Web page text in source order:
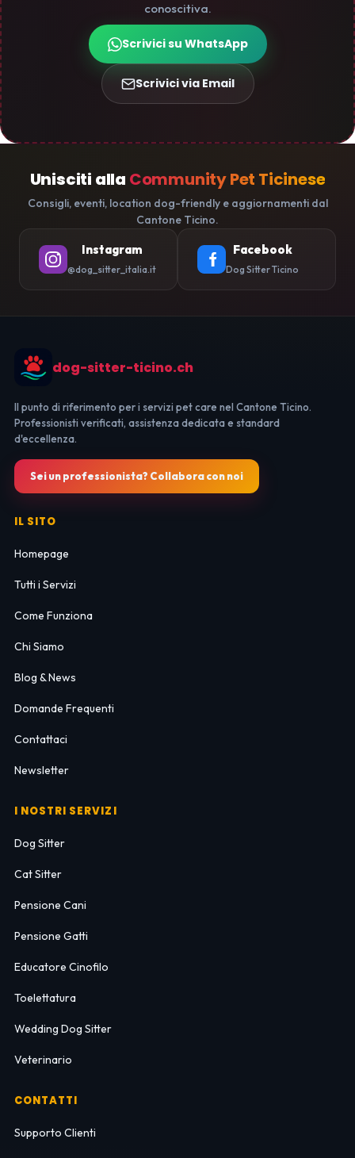
conoscitiva.
Scrivici su WhatsApp
Scrivici via Email
Unisciti alla Community Pet Ticinese
Consigli, eventi, location dog-friendly e aggiornamenti dal
Cantone Ticino.
Instagram
@dog_sitter_italia.it
Facebook
Dog Sitter Ticino
dog-sitter-ticino.ch
Il punto di riferimento per i servizi pet care nel Cantone Ticino.
Professionisti verificati, assistenza dedicata e standard
d'eccellenza.
Sei un professionista? Collabora con noi
IL SITO
Homepage
Tutti i Servizi
Come Funziona
Chi Siamo
Blog & News
Domande Frequenti
Contattaci
Newsletter
I NOSTRI SERVIZI
Dog Sitter
Cat Sitter
Pensione Cani
Pensione Gatti
Educatore Cinofilo
Toelettatura
Wedding Dog Sitter
Veterinario
CONTATTI
Supporto Clienti